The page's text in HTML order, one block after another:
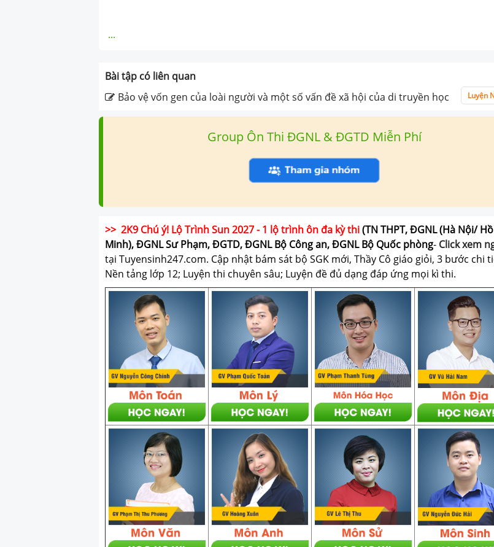
...
Bài tập có liên quan
Bảo vệ vốn gen của loài người và một số vấn đề xã hội của di truyền học
Luyện
Group Ôn Thi ĐGNL & ĐGTD Miễn Phí
>> 2K9 Chú ý! Lộ Trình Sun 2027 - 1 lộ trình ôn đa kỳ thi(TN THPT, ĐGNL (Hà Nội/
Minh), ĐGNL Sư Phạm, ĐGTD, ĐGNL Bộ Công an, ĐGNL Bộ Quốc phòng- Click xem
tại Tuyensinh247.com. Cập nhật bám sát bộ SGK mới, Thầy Cô giáo giỏi, 3 bước chi
Nền tảng lớp 12; Luyện thi chuyên sâu; Luyện đề đủ dạng đáp ứng mọi kì thi.